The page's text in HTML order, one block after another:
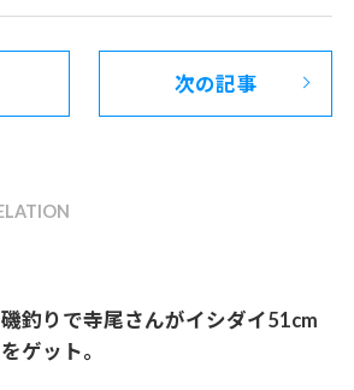
次の記事
磯釣りで寺尾さんがイシダイ51cm
をゲット。